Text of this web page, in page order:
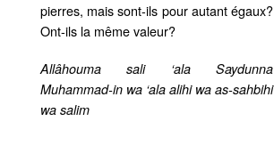
pierres, mais sont-ils pour autant égaux?
Ont-ils la même valeur?
Allâhouma sali ‘ala Saydunna
Muhammad-in wa ‘ala alihi wa as-sahbihi
wa salim